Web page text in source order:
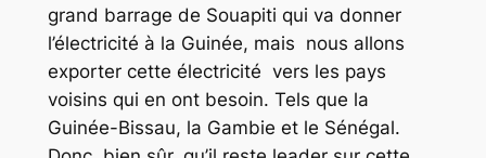
grand barrage de Souapiti qui va donner
l’électricité à la Guinée, mais nous allons
exporter cette électricité vers les pays
voisins qui en ont besoin. Tels que la
Guinée-Bissau, la Gambie et le Sénégal.